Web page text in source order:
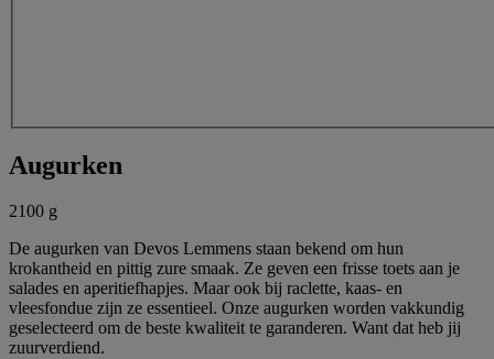
Augurken
2100 g
De augurken van Devos Lemmens staan bekend om hun
krokantheid en pittig zure smaak. Ze geven een frisse toets aan je
salades en aperitiefhapjes. Maar ook bij raclette, kaas- en
vleesfondue zijn ze essentieel. Onze augurken worden vakkundig
geselecteerd om de beste kwaliteit te garanderen. Want dat heb jij
zuurverdiend.